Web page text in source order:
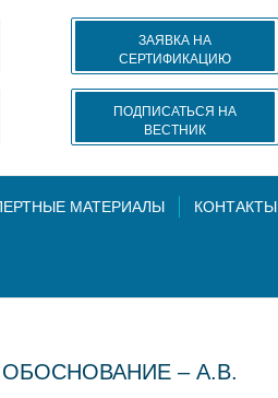
ЗАЯВКА НА
СЕРТИФИКАЦИЮ
ПОДПИСАТЬСЯ НА
ВЕСТНИК
МАТЕРИАЛЫ КОНТАКТЫ
– А.В.